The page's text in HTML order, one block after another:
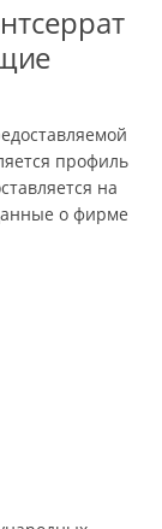
профиль
на
о фирме